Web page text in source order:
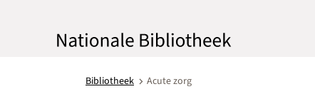
Bibliotheek Acute zorg